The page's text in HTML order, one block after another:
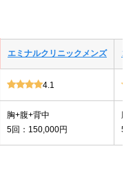
エミナルクリニックメンズ ゴ
4.1
胸+腹+背中
5回：150,000円
胸
5